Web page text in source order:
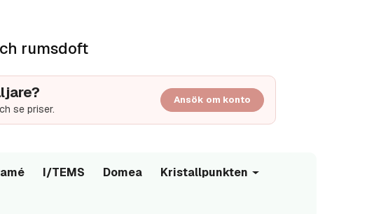
rumsdoft
se priser.
Ansök om konto
I/TEMS Domea
Kristallpunkten